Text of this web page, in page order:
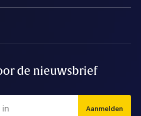
de nieuwsbrief
Aanmelden